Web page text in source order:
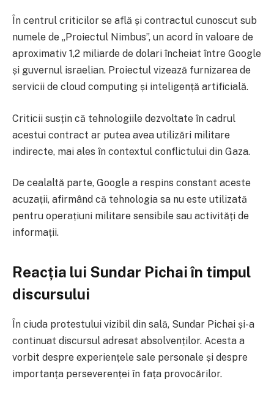
În centrul criticilor se află și contractul cunoscut sub
numele de „Proiectul Nimbus”, un acord în valoare de
aproximativ 1,2 miliarde de dolari încheiat între Google
și guvernul israelian. Proiectul vizează furnizarea de
servicii de cloud computing și inteligență artificială.
Criticii susțin că tehnologiile dezvoltate în cadrul
acestui contract ar putea avea utilizări militare
indirecte, mai ales în contextul conflictului din Gaza.
De cealaltă parte, Google a respins constant aceste
acuzații, afirmând că tehnologia sa nu este utilizată
pentru operațiuni militare sensibile sau activități de
informații.
Reacția lui Sundar Pichai în timpul
discursului
În ciuda protestului vizibil din sală, Sundar Pichai și-a
continuat discursul adresat absolvenților. Acesta a
vorbit despre experiențele sale personale și despre
importanța perseverenței în fața provocărilor.